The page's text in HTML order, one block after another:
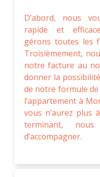
D’abord, nous
rapide et
gérons toutes les
Troisièmement,
notre facture au
donner la
de notre formule de
l’appartement à
vous n’aurez plus
terminant,
d’accompagner.